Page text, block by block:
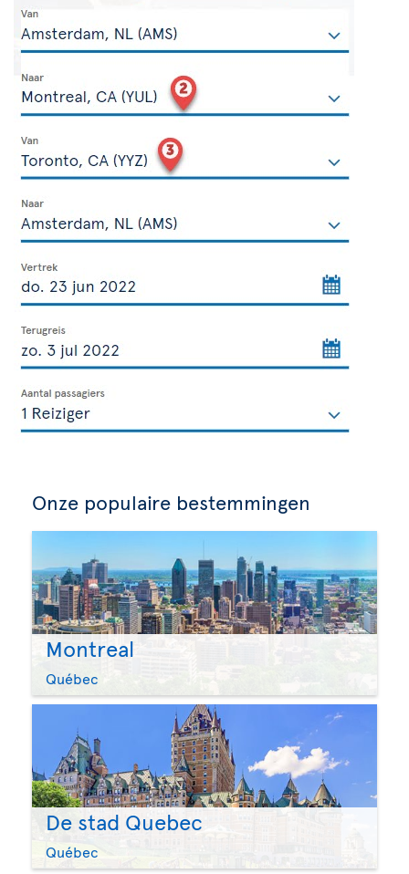
Onze populaire bestemmingen
Montreal
Québec
De stad Quebec
Québec